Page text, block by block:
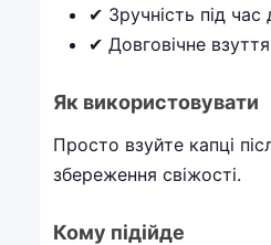
✔ Зручність під
✔ Довговічне
Як використовувати
Просто взуйте капці
збереження свіжості.
Кому підійде